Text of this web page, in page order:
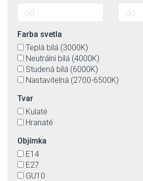
Farba svetla
Teplá bílá (3000K)
Neutrální bílá (4000K)
Studená bílá (6000K)
Nastavitelná (2700-6500K)
Tvar
Kulaté
Hranaté
Objímka
E14
E27
GU10